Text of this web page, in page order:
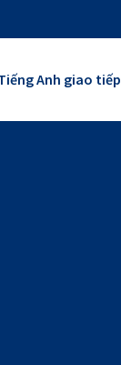
Anh giao tiếp